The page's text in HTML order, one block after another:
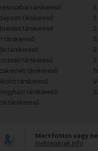
társkereső
társkereső
társkereső
társkereső
társkereső
társkereső
társkereső
társkereső
társkereső
társkereső
Mert fontos vagy
mehnyakrak.info